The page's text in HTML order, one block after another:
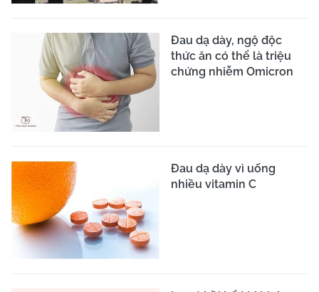
Đau dạ dày, ngộ độc
thức ăn có thể là triệu
chứng nhiễm Omicron
Đau dạ dày vì uống
nhiều vitamin C